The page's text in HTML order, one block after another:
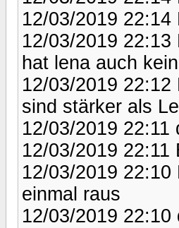
12/03/2019
12/03/2019
hat lena auch
12/03/2019
sind stärker als
12/03/2019
12/03/2019
12/03/2019
einmal raus
12/03/2019